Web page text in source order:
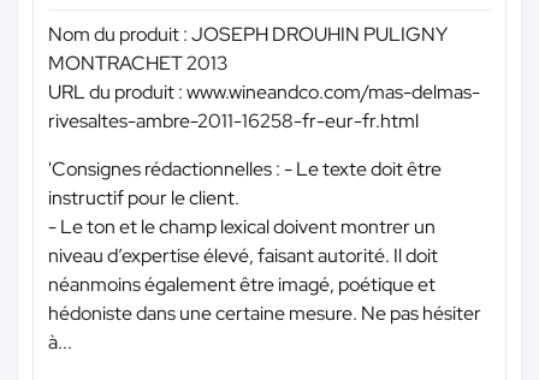
Nom du produit : JOSEPH DROUHIN PULIGNY
MONTRACHET 2013
URL du produit : www.wineandco.com/mas-delmas-
rivesaltes-ambre-2011-16258-fr-eur-fr.html
'Consignes rédactionnelles : - Le texte doit être
instructif pour le client.
- Le ton et le champ lexical doivent montrer un
niveau d’expertise élevé, faisant autorité. Il doit
néanmoins également être imagé, poétique et
hédoniste dans une certaine mesure. Ne pas hésiter
à...